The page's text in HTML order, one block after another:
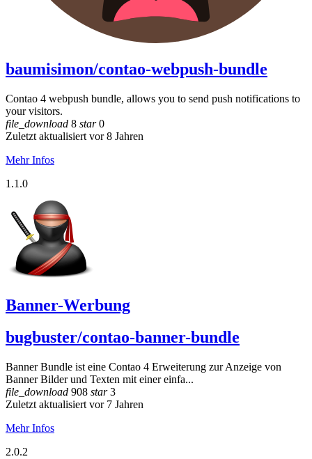
baumisimon/contao-webpush-bundle
Contao 4 webpush bundle, allows you to send push notifications to
your visitors.
file_download 8 star0
Zuletzt aktualisiert vor 8 Jahren
Mehr Infos
1.1.0
Banner-Werbung
bugbuster/contao-banner-bundle
Banner Bundle ist eine Contao 4 Erweiterung zur Anzeige von
Banner Bilder und Texten mit einer einfa...
file_download 908 star3
Zuletzt aktualisiert vor 7 Jahren
Mehr Infos
2.0.2